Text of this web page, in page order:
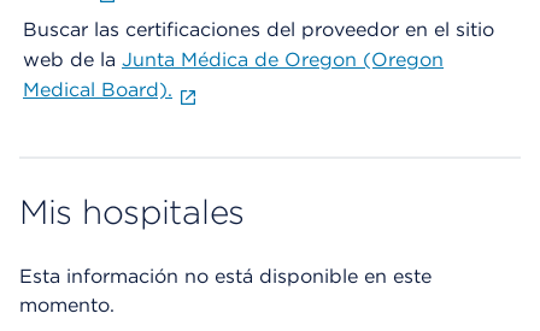
Buscar las certificaciones del proveedor en el sitio
web de la Junta Médica de Oregon (Oregon
Medical Board).
Mis hospitales
Esta información no está disponible en este
momento.